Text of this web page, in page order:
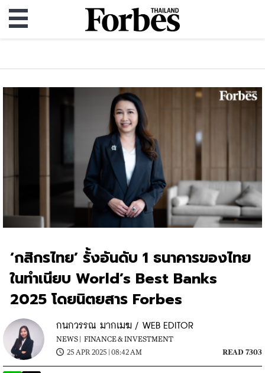
‘กสิกรไทย’ รั้งอันดับ 1 ธนาคารของไทย
ในทำเนียบ World’s Best Banks
2025 โดยนิตยสาร Forbes
กนกวรรณ มากเมฆ / WEB EDITOR
NEWS | FINANCE & INVESTMENT
25 APR 2025 | 08:42 AM
READ 7303